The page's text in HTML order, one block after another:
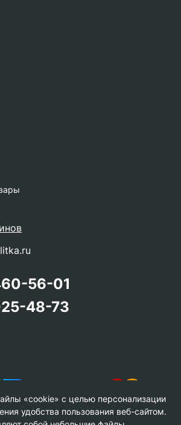
56-01
48-73
«cookie» с целью персонализации
удобства пользования веб-сайтом.